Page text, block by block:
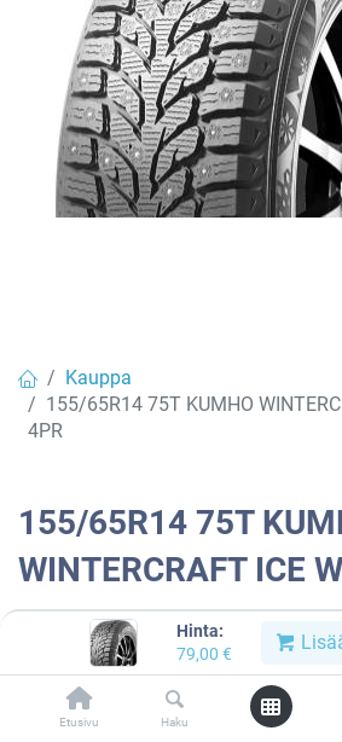
Hinta:
79,00 €
Etusivu Haku
Kauppa
155/65R14 75T KUMHO
4PR
155/65R14 75T
WINTERCRAFT ICE
EAN:8808956306564 Tuotekoodi:
€ / kpl
Toimittajilla (kotimaa): Saatavilla